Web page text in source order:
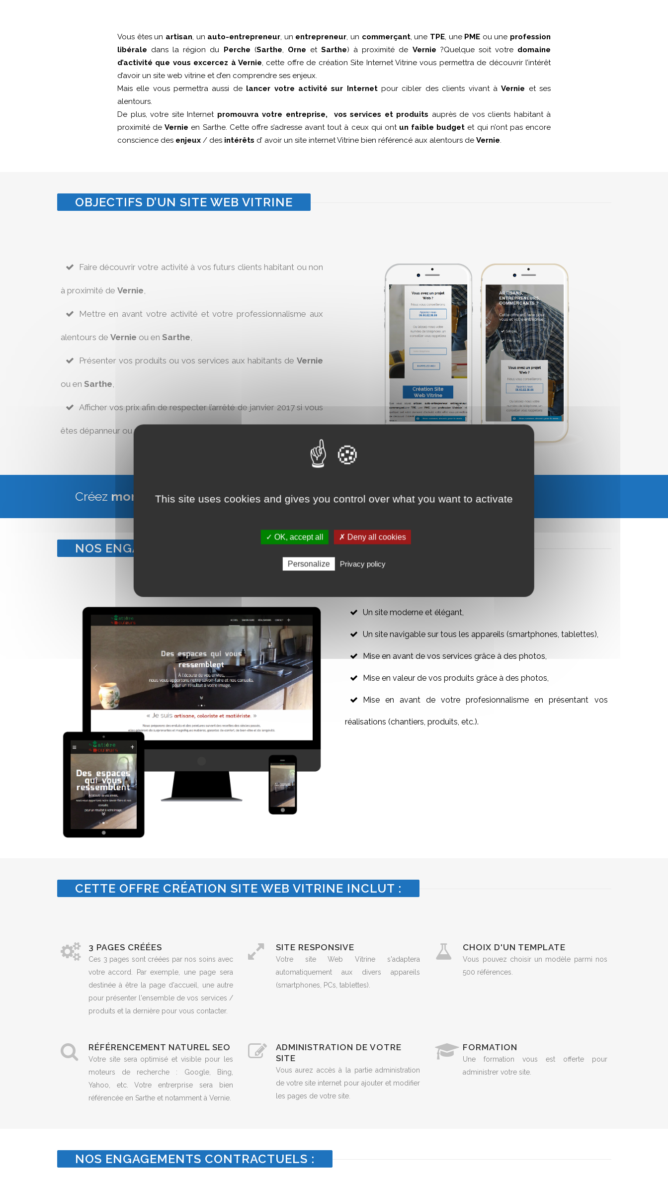
Vous êtes un artisan, un auto-entrepreneur, un entrepreneur, un commerçant, une TPE, une PME ou une profession
libérale dans la région du Perche (Sarthe, Orne etSarthe) à proximité de Vernie ?Quelque soit votre domaine
d’activité que vous excercez à Vernie, cette offre de création Site Internet Vitrine vous permettra de découvrir l’intérêt
d’avoir un site web vitrine et d’en comprendre ses enjeux.
Mais elle vous permettra aussi de lancer votre activité sur Internetpour cibler des clients vivant àVernie et ses
alentours.
De plus, votre site Internet promouvra votre entreprise, vos services et produits auprès de vos clients habitant à
proximité deVernie en Sarthe. Cette offre s’adresse avant tout à ceux qui ont un faible budget et qui n’ont pas encore
conscience des enjeux / des intérêts d’ avoir un site internet Vitrine bien référencé aux alentours de Vernie.
OBJECTIFS D’UN SITE WEB VITRINE
Faire découvrir votre activité à vos futurs clients habitant ou non
à proximité de Vernie
Mettre en avant votre activité et votre professionnalisme aux
alentours de Vernie ou en Sarthe
Présenter vos produits ou vos services aux habitants de Vernie
ou en Sarthe
Afficher vos prix afin de respecter l’arrêté de janvier 2017 si vous
êtes dépanneur ou réparateur à
Créez mon site Web Vitrinemaintenant : AJOUTER AU PANIER
NOS ENGAGEMENTS POUR VOTRE SITE WEB VITRINE
Un site moderne et élégant,
Un site navigable sur tous les appareils (smartphones, tablettes),
Mise en avant de vos services grâce à des photos,
Mise en valeur de vos produits grâce à des photos,
Mise en avant de votre profesionnalisme en présentant vos
réalisations (chantiers, produits, etc.).
CETTE OFFRE CRÉATION SITE WEB VITRINE INCLUT :
3 PAGES CRÉÉES
Ces 3 pages sont créées par nos soins avec
votre accord. Par exemple, une page sera
destinée à être la page d'accueil, une autre
pour présenter l'ensemble de vos services /
produits et la dernière pour vous contacter.
SITE RESPONSIVE
Votre site Web Vitrine s'adaptera
automatiquement aux divers appareils
(smartphones, PCs, tablettes).
CHOIX D'UN TEMPLATE
Vous pouvez choisir un modèle parmi nos
500 références.
RÉFÉRENCEMENT NATUREL SEO
Votre site sera optimisé et visible pour les
moteurs de recherche : Google, Bing,
Yahoo, etc. Votre entrerprise sera bien
référencée en Sarthe et notamment à Vernie.
ADMINISTRATION DE VOTRE
SITE
Vous aurez accès à la partie administration
de votre site internet pour ajouter et modifier
les pages de votre site.
FORMATION
Une formation vous est offerte pour
administrer votre site.
NOS ENGAGEMENTS CONTRACTUELS :
This site uses cookies and gives you control over what you want to activate
✓ OK, accept all ✗ Deny all cookies
Personalize Privacy policy